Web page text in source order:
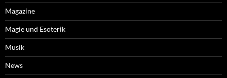
Magazine
Magie und Esoterik
Musik
News